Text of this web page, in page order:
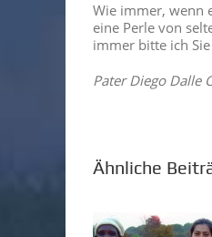
Wie immer, wenn
eine Perle von
immer bitte ich
Pater Diego Dalle
Ähnliche